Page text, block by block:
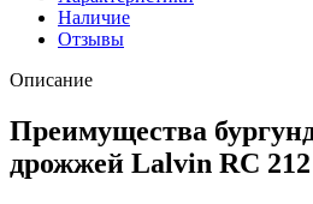
Наличие
Отзывы
Описание
Преимущества
дрожжей Lalvin RC 212